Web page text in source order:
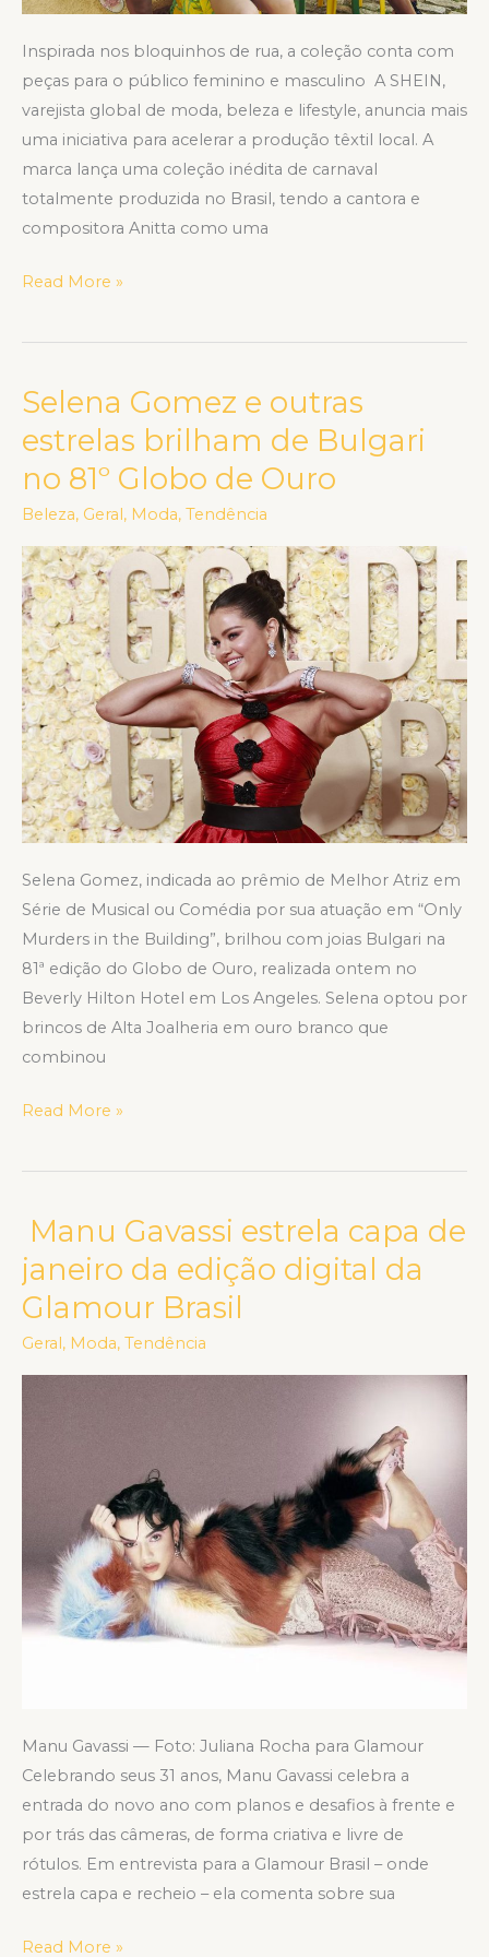
Inspirada nos bloquinhos de rua, a coleção conta com
peças para o público feminino e masculino A SHEIN,
varejista global de moda, beleza e lifestyle, anuncia mais
uma iniciativa para acelerar a produção têxtil local. A
marca lança uma coleção inédita de carnaval
totalmente produzida no Brasil, tendo a cantora e
compositora Anitta como uma
Read More »
Selena Gomez e outras
estrelas brilham de Bulgari
no 81º Globo de Ouro
Beleza, Geral, Moda, Tendência
Selena Gomez, indicada ao prêmio de Melhor Atriz em
Série de Musical ou Comédia por sua atuação em “Only
Murders in the Building”, brilhou com joias Bulgari na
81ª edição do Globo de Ouro, realizada ontem no
Beverly Hilton Hotel em Los Angeles. Selena optou por
brincos de Alta Joalheria em ouro branco que
combinou
Selena
Gomez
e
outras
estrelas
brilham
de
Bulgari
no
81º
Globo
de
Ouro
Read More »
Manu Gavassi estrela capa de
janeiro da edição digital da
Glamour Brasil
Geral, Moda, Tendência
Manu Gavassi — Foto: Juliana Rocha para Glamour
Celebrando seus 31 anos, Manu Gavassi celebra a
entrada do novo ano com planos e desafios à frente e
por trás das câmeras, de forma criativa e livre de
rótulos. Em entrevista para a Glamour Brasil – onde
estrela capa e recheio – ela comenta sobre sua
Manu
Gavassi
estrela
capa
de
janeiro
Glamour
Brasil
Read More »